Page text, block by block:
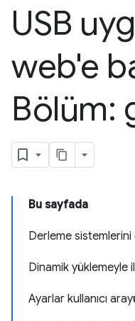
USB
web'e
Bölüm:
Bu sayfada
Derleme
Dinamik yüklemeyle
Ayarlar kullanıcı